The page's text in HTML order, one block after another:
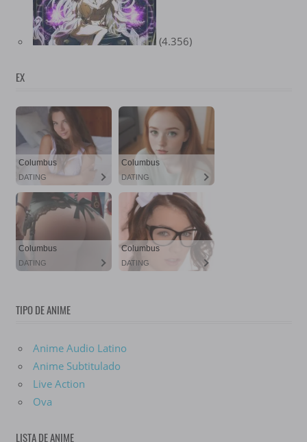
(4.356)
EX
TIPO DE ANIME
Anime Audio Latino
Anime Subtitulado
Live Action
Ova
LISTA DE ANIME